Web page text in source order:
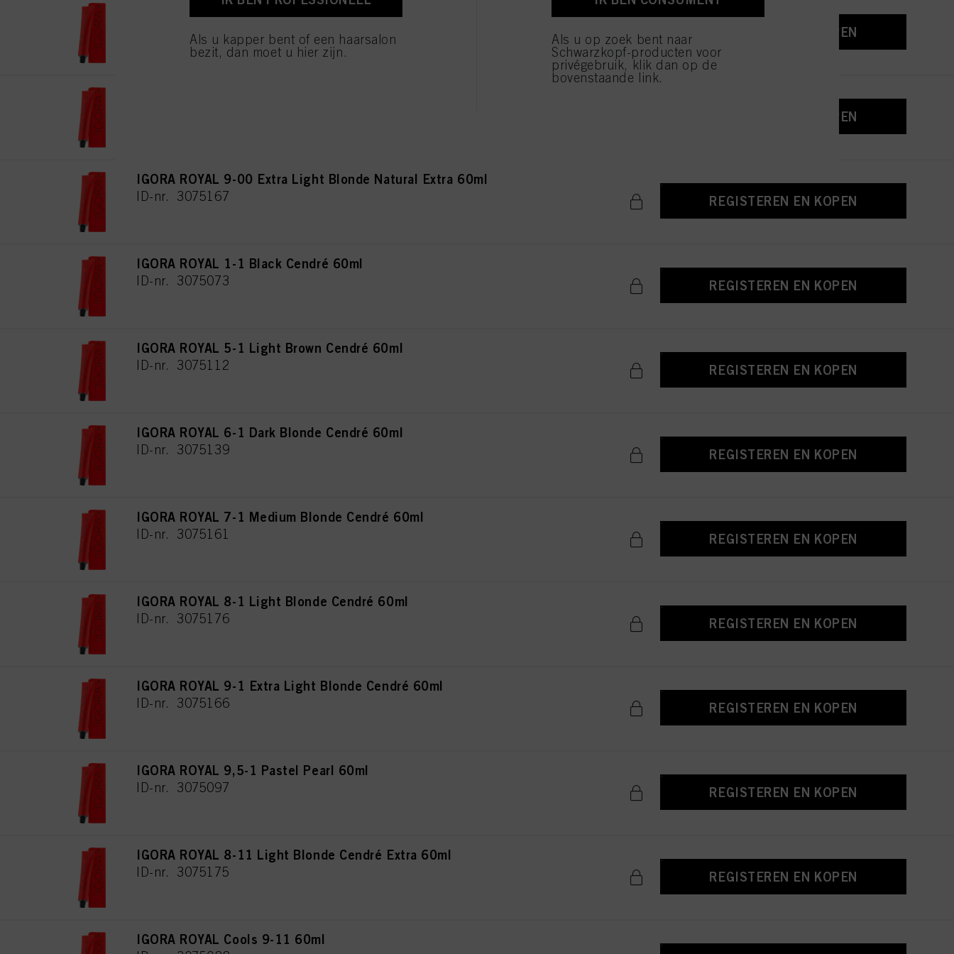
REGISTEREN EN KOPEN
REGISTEREN EN KOPEN
IGORA ROYAL 9-00 Extra Light Blonde Natural Extra 60ml
ID-nr. 3075167 REGISTEREN EN KOPEN
IGORA ROYAL 1-1 Black Cendré 60ml
ID-nr. 3075073 REGISTEREN EN KOPEN
IGORA ROYAL 5-1 Light Brown Cendré 60ml
ID-nr. 3075112 REGISTEREN EN KOPEN
IGORA ROYAL 6-1 Dark Blonde Cendré 60ml
ID-nr. 3075139 REGISTEREN EN KOPEN
IGORA ROYAL 7-1 Medium Blonde Cendré 60ml
ID-nr. 3075161 REGISTEREN EN KOPEN
IGORA ROYAL 8-1 Light Blonde Cendré 60ml
ID-nr. 3075176 REGISTEREN EN KOPEN
IGORA ROYAL 9-1 Extra Light Blonde Cendré 60ml
ID-nr. 3075166 REGISTEREN EN KOPEN
IGORA ROYAL 9,5-1 Pastel Pearl 60ml
ID-nr. 3075097 REGISTEREN EN KOPEN
IGORA ROYAL 8-11 Light Blonde Cendré Extra 60ml
ID-nr. 3075175 REGISTEREN EN KOPEN
IGORA ROYAL Cools 9-11 60ml
Als u kapper bent of een haarsalon
bezit, dan moet u hier zijn.
Als u op zoek bent naar
Schwarzkopf-producten voor
privégebruik, klik dan op de
bovenstaande link.
alleen cookies gebruikt die technisch noodzakelijk zijn om u deze website aan te kunnen bieden..